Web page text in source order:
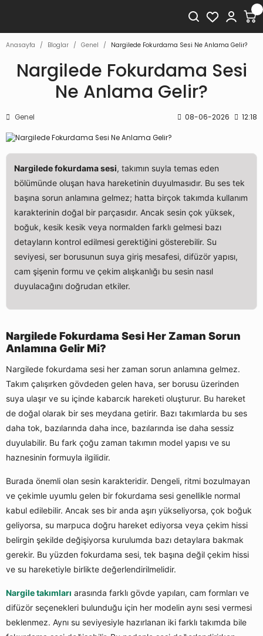
Anasayfa Bloglar Genel Nargilede Fokurdama Sesi Ne Anlama Gelir?
Nargilede Fokurdama Sesi
Ne Anlama Gelir?
Genel 08-06-2026 12:18
Nargilede fokurdama sesi, takımın suyla temas eden
bölümünde oluşan hava hareketinin duyulmasıdır. Bu ses tek
başına sorun anlamına gelmez; hatta birçok takımda kullanım
karakterinin doğal bir parçasıdır. Ancak sesin çok yüksek,
boğuk, kesik kesik veya normalden farklı gelmesi bazı
detayların kontrol edilmesi gerektiğini gösterebilir. Su
seviyesi, ser borusunun suya giriş mesafesi, difüzör yapısı,
cam şişenin formu ve çekim alışkanlığı bu sesin nasıl
duyulacağını doğrudan etkiler.
Nargilede Fokurdama Sesi Her Zaman Sorun
Anlamına Gelir Mi?
Nargilede fokurdama sesi her zaman sorun anlamına gelmez.
Takım çalışırken gövdeden gelen hava, ser borusu üzerinden
suya ulaşır ve su içinde kabarcık hareketi oluşturur. Bu hareket
de doğal olarak bir ses meydana getirir. Bazı takımlarda bu ses
daha tok, bazılarında daha ince, bazılarında ise daha sessiz
duyulabilir. Bu fark çoğu zaman takımın model yapısı ve su
haznesinin formuyla ilgilidir.
Burada önemli olan sesin karakteridir. Dengeli, ritmi bozulmayan
ve çekimle uyumlu gelen bir fokurdama sesi genellikle normal
kabul edilebilir. Ancak ses bir anda aşırı yükseliyorsa, çok boğuk
geliyorsa, su marpuca doğru hareket ediyorsa veya çekim hissi
belirgin şekilde değişiyorsa kurulumda bazı detaylara bakmak
gerekir. Bu yüzden fokurdama sesi, tek başına değil çekim hissi
ve su hareketiyle birlikte değerlendirilmelidir.
Nargile takımları arasında farklı gövde yapıları, cam formları ve
difüzör seçenekleri bulunduğu için her modelin aynı sesi vermesi
beklenmez. Aynı su seviyesiyle hazırlanan iki farklı takımda bile